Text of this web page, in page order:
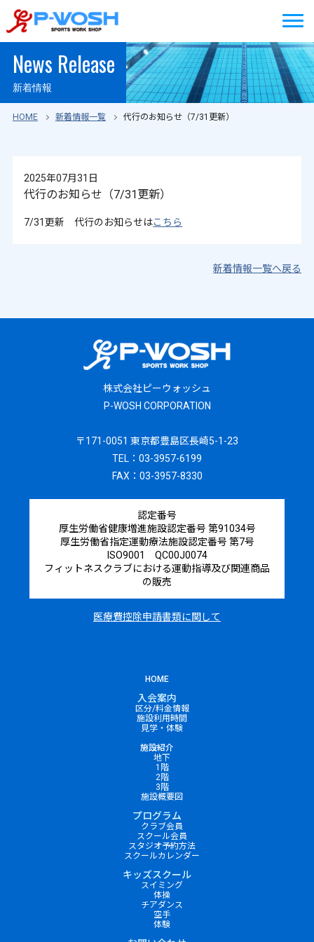
News Release
新着情報
HOME 新着情報一覧 代行のお知らせ（7/31更新）
2025年07月31日
代行のお知らせ（7/31更新）
7/31更新 代行のお知らせはこちら
新着情報一覧へ戻る
株式会社ピーウォッシュ
P-WOSH CORPORATION
〒171-0051 東京都豊島区長崎5-1-23
TEL：03-3957-6199
FAX：03-3957-8330
認定番号
厚生労働省健康増進施設認定番号 第91034号
厚生労働省指定運動療法施設認定番号 第7号
ISO9001 QC00J0074
フィットネスクラブにおける運動指導及び関連商品
の販売
医療費控除申請書類に関して
HOME
入会案内
区分/料金情報
施設利用時間
見学・体験
施設紹介
地下
1階
2階
3階
施設概要図
プログラム
クラブ会員
スクール会員
スタジオ予約方法
スクールカレンダー
キッズスクール
スイミング
体操
チアダンス
空手
体験